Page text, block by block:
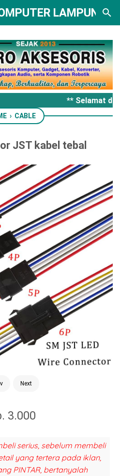
LAMPUNG
** Selamat
› CABLE
JST kabel tebal
Next
3.000
serius, sebelum membeli
yang tertera pada iklan,
PINTAR, bertanyalah